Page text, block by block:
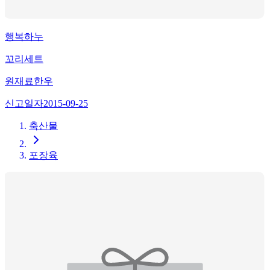
행복하누
꼬리세트
원재료한우
신고일자2015-09-25
축산물
포장육